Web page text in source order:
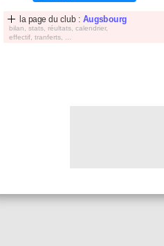
la page du club : Augsbourg
bilan, stats, réultats, calendrier,
effectif, tranferts, ...